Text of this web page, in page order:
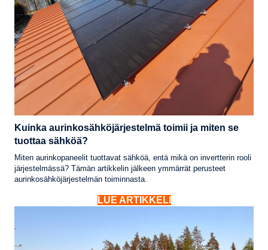
Kuinka aurinkosähköjärjestelmä toimii ja miten se
tuottaa sähköä?
Miten aurinkopaneelit tuottavat sähköä, entä mikä on invertterin rooli
järjestelmässä? Tämän artikkelin jälkeen ymmärrät perusteet
aurinkosähköjärjestelmän toiminnasta.
LUE ARTIKKELI